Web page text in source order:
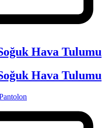
Hava Tulumu
Hava Tulumu